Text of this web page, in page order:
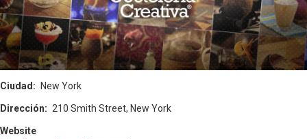
Ciudad New York
Dirección 210 Smith Street, New York
Website